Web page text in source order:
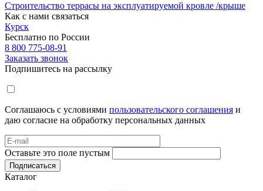
Строительство террасы на эксплуатируемой кровле /крыше
Как с нами связаться
Курск
Бесплатно по России
8 800 775-08-91
Заказать звонок
Подпишитесь на рассылку
Соглашаюсь с условиями пользовательского соглашения и
даю согласие на обработку персональных данных
Оставьте это поле пустым
Подписаться
Каталог